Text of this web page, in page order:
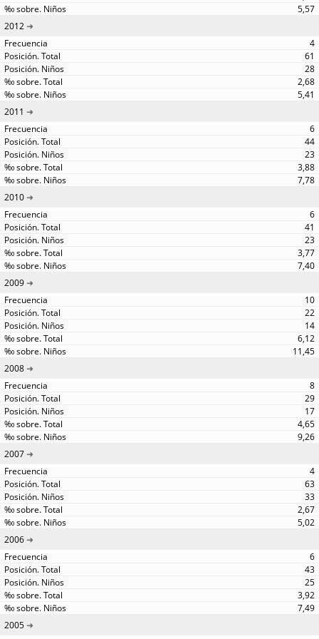
5,57
2012
4
61
28
2,68
5,41
2011
6
44
23
3,88
7,78
2010
6
41
23
3,77
7,40
2009
10
22
14
6,12
11,45
2008
8
29
17
4,65
9,26
2007
4
63
33
2,67
5,02
2006
6
43
25
3,92
7,49
2005